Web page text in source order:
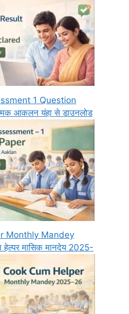
1 Question
आकलन यंहा से डाउनलोड
Monthly Mandey
मासिक मानदेय 2025-